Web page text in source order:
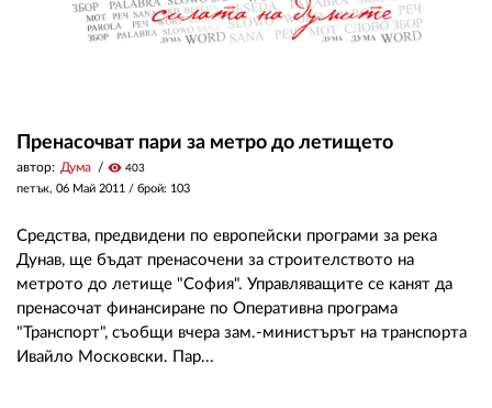
Пренасочват пари за метро до летището
автор: Дума visibility 403
петък, 06 Май 2011 / брой: 103
Средства, предвидени по европейски програми за река
Дунав, ще бъдат пренасочени за строителството на
метрото до летище "София". Управляващите се канят да
пренасочат финансиране по Оперативна програма
"Транспорт", съобщи вчера зам.-министърът на транспорта
Ивайло Московски. Пар...